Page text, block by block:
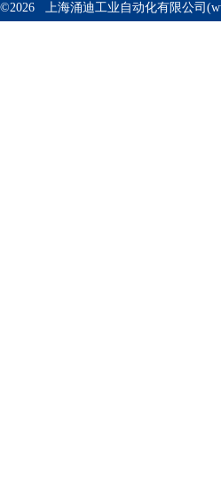
©2026 上海涌迪工业自动化有限公司